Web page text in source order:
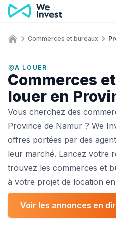
Aller au contenu
Commerces et bureaux
À LOUER
Commerces
louer en
Vous cherchez des
Province de Namur ? We
offres portées par des
leur marché. Lancez votre
trouvez les commerces et
à votre projet de location
Voir les annonces en